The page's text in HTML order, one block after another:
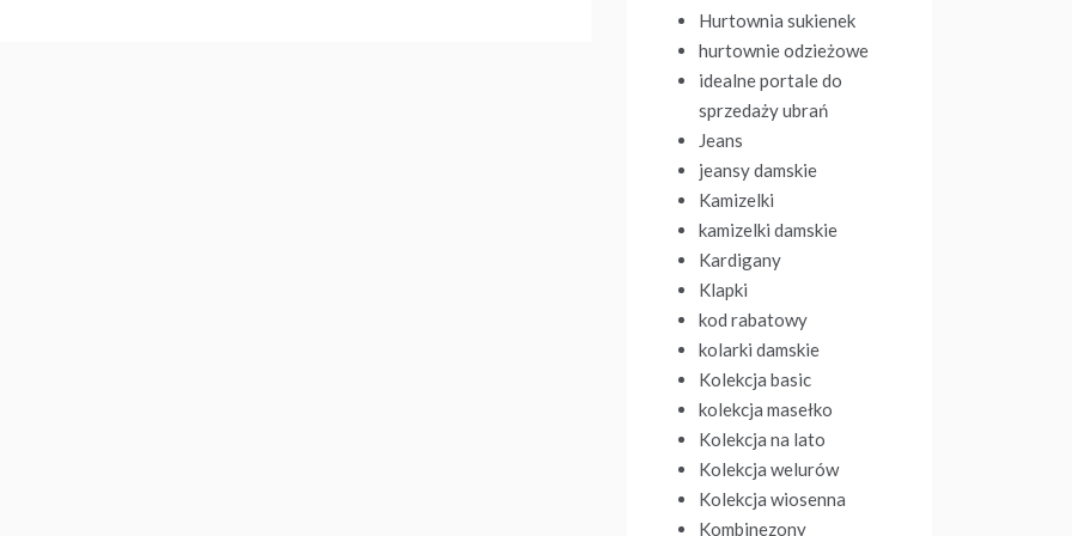
Hurtownia sukienek
hurtownie odzieżowe
idealne portale do
sprzedaży ubrań
Jeans
jeansy damskie
Kamizelki
kamizelki damskie
Kardigany
Klapki
kod rabatowy
kolarki damskie
Kolekcja basic
kolekcja masełko
Kolekcja na lato
Kolekcja welurów
Kolekcja wiosenna
Kombinezony